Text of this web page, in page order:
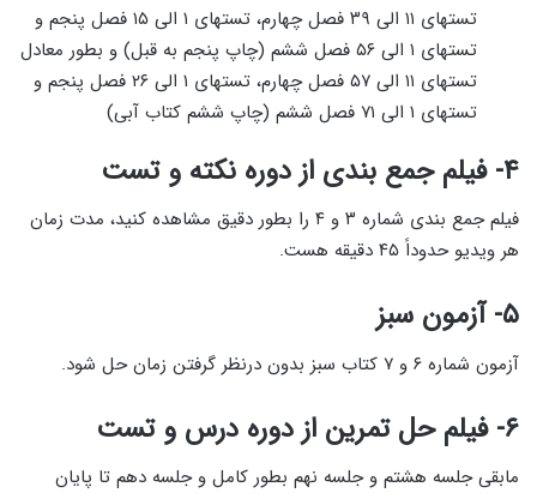
تستهای ۱۱ الی ۳۹ فصل چهارم، تستهای ۱ الی ۱۵ فصل پنجم و
تستهای ۱ الی ۵۶ فصل ششم (چاپ پنجم به قبل) و بطور معادل
تستهای ۱۱ الی ۵۷ فصل چهارم، تستهای ۱ الی ۲۶ فصل پنجم و
تستهای ۱ الی ۷۱ فصل ششم (چاپ ششم کتاب آبی)
۴- فیلم جمع بندی از دوره نکته و تست
فیلم جمع بندی شماره ۳ و ۴ را بطور دقیق مشاهده کنید، مدت زمان
هر ویدیو حدوداً ۴۵ دقیقه هست.
۵- آزمون سبز
آزمون شماره ۶ و ۷ کتاب سبز بدون درنظر گرفتن زمان حل شود.
۶- فیلم حل تمرین از دوره درس و تست
مابقی جلسه هشتم و جلسه نهم بطور کامل و جلسه دهم تا پایان